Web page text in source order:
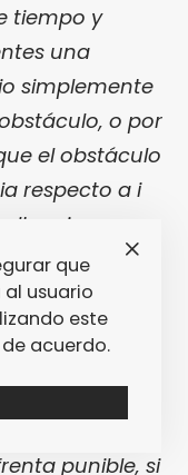
tiempo y
una
simplemente
o por
el obstáculo
respecto a i
sin
darte la
para ti en el
como si el
crees
ha
punible, si
que
usuario
este
acuerdo.